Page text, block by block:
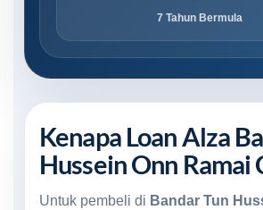
7 Tahun Bermula
Kenapa Loan Alza
Hussein Onn Ramai
Untuk pembeli di Bandar Tun